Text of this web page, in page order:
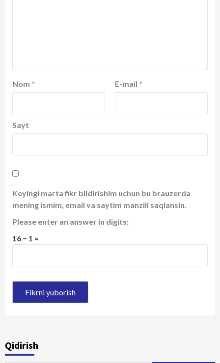
Nom * E-mail *
Sayt
Keyingi marta fikr bildirishim uchun bu brauzerda
mening ismim, email va saytim manzili saqlansin.
Please enter an answer in digits:
16 − 1 =
Qidirish